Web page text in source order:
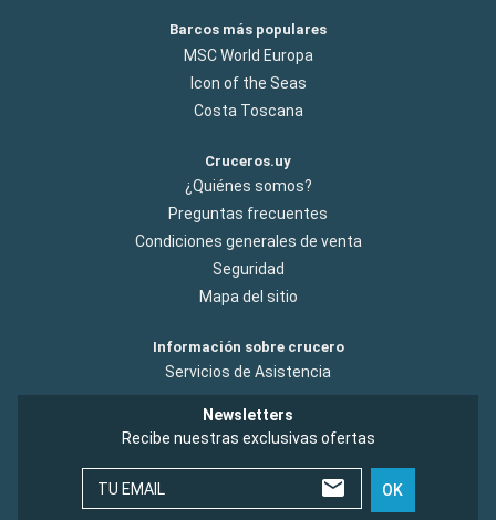
Barcos más populares
MSC World Europa
Icon of the Seas
Costa Toscana
Cruceros.uy
¿Quiénes somos?
Preguntas frecuentes
Condiciones generales de venta
Seguridad
Mapa del sitio
Información sobre crucero
Servicios de Asistencia
Newsletters
Recibe nuestras exclusivas ofertas
TU EMAIL OK